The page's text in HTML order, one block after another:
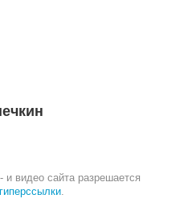
и видео сайта разрешается